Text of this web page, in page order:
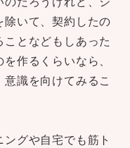
いて、契約したの
となどもしあった
作るくらいなら、
識を向けてみるこ
グや自宅でも筋ト